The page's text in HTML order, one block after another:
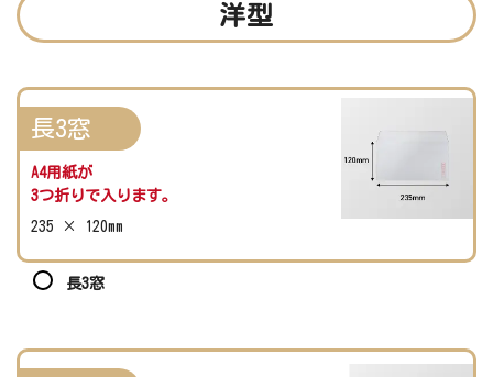
洋型
長3窓
A4用紙が
3つ折りで入ります。
235 × 120mm
長3窓